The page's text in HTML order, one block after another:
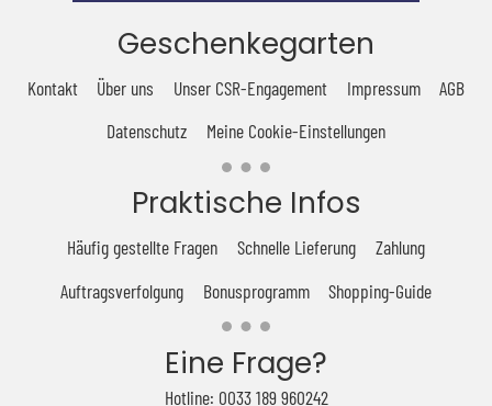
Geschenkegarten
Kontakt Über uns Unser CSR-Engagement Impressum
AGB
Datenschutz
Meine Cookie-Einstellungen
Praktische Infos
Häufig gestellte Fragen Schnelle Lieferung
Zahlung
Auftragsverfolgung
Bonusprogramm Shopping-Guide
Eine Frage?
Hotline: 0033 189 960242